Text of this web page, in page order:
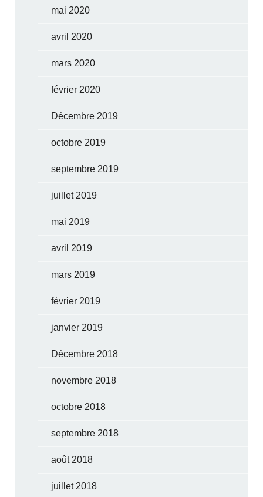
mai 2020
avril 2020
mars 2020
février 2020
Décembre 2019
octobre 2019
septembre 2019
juillet 2019
mai 2019
avril 2019
mars 2019
février 2019
janvier 2019
Décembre 2018
novembre 2018
octobre 2018
septembre 2018
août 2018
juillet 2018